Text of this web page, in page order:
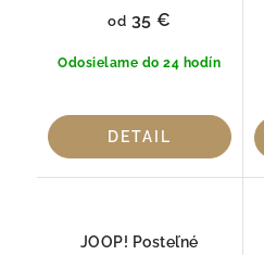
Odosielame do 24 hodín
od 35 €
DETAIL
JOOP! Posteľné